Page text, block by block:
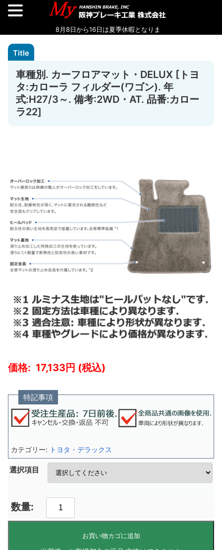
車種別. カーフロアマット・DELUX [トヨ
タ:カローラ フィルダー(ワゴン). 年
式:H27/3～. 備考:2WD・AT. 品番:カロー
ラ22]
17,133
特記事項
選択項目
お買い物カゴに追加
カテゴリー: トヨタ・デラックス